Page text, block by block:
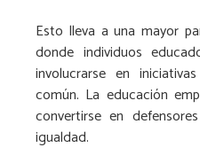
Esto lleva a una mayor
donde individuos
involucrarse en
común. La educación
convertirse en
igualdad.